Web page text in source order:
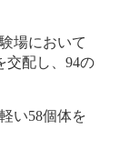
場において
交配し、94の
い58個体を